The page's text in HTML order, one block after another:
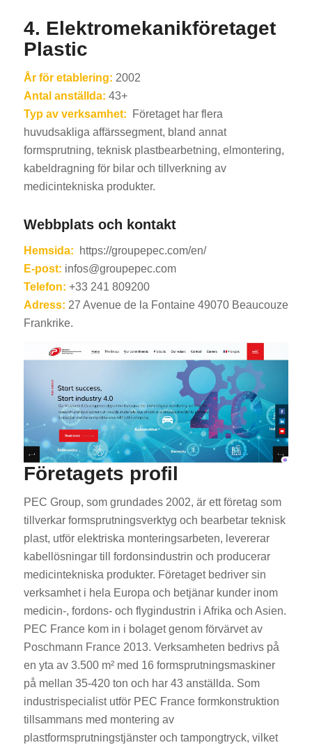
4. Elektromekanikföretaget
Plastic
År för etablering: 2002
Antal anställda: 43+
Typ av verksamhet:
Företaget har flera
huvudsakliga affärssegment, bland annat
formsprutning, teknisk plastbearbetning, elmontering,
kabeldragning för bilar och tillverkning av
medicintekniska produkter.
Webbplats och kontakt
Hemsida:
https://groupepec.com/en/
E-post: infos@groupepec.com
Telefon: +33 241 809200
Adress: 27 Avenue de la Fontaine 49070 Beaucouze
Frankrike.
Företagets profil
PEC Group, som grundades 2002, är ett företag som
tillverkar formsprutningsverktyg och bearbetar teknisk
plast, utför elektriska monteringsarbeten, levererar
kabellösningar till fordonsindustrin och producerar
medicintekniska produkter. Företaget bedriver sin
verksamhet i hela Europa och betjänar kunder inom
medicin-, fordons- och flygindustrin i Afrika och Asien.
PEC France kom in i bolaget genom förvärvet av
Poschmann France 2013. Verksamheten bedrivs på
en yta av 3.500 m² med 16 formsprutningsmaskiner
på mellan 35-420 ton och har 43 anställda. Som
industrispecialist utför PEC France formkonstruktion
tillsammans med montering av
plastformsprutningstjänster och tampongtryck, vilket